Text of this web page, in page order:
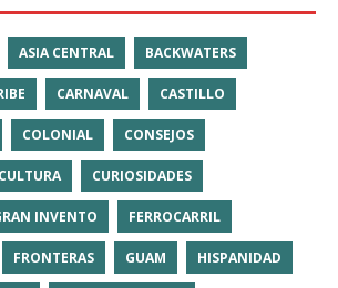
ASIA CENTRAL BACKWATERS
CARNAVAL CASTILLO
COLONIAL CONSEJOS
CULTURA CURIOSIDADES
INVENTO FERROCARRIL
FRONTERAS GUAM HISPANIDAD